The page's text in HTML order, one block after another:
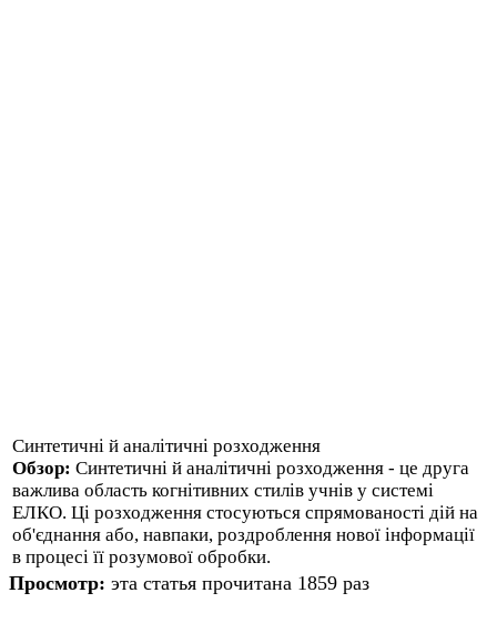
Синтетичні й аналітичні розходження
Обзор: Синтетичні й аналітичні розходження - це друга
важлива область когнітивних стилів учнів у системі
ЕЛКО. Ці розходження стосуються спрямованості дій на
об'єднання або, навпаки, роздроблення нової інформації
в процесі її розумової обробки.
Просмотр: эта статья прочитана 1859 раз